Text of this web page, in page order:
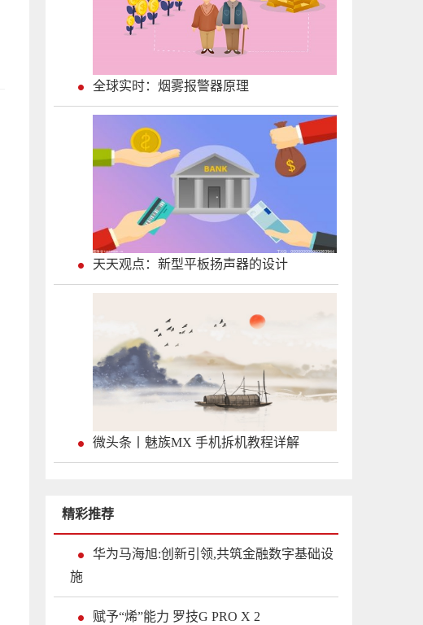
全球实时：烟雾报警器原理
天天观点：新型平板扬声器的设计
微头条丨魅族MX 手机拆机教程详解
精彩推荐
华为马海旭:创新引领,共筑金融数字基础设
施
赋予“烯”能力 罗技G PRO X 2